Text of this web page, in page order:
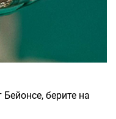
берите на